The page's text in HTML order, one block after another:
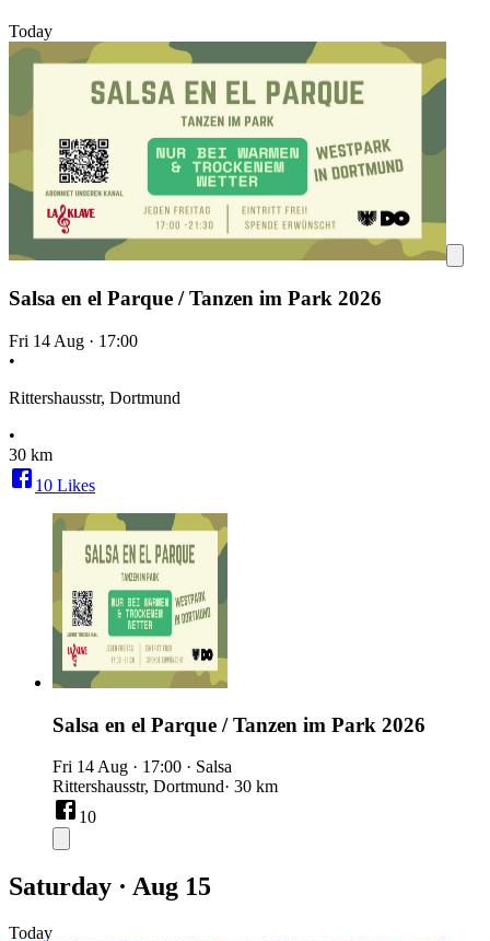
Today
Salsa en el Parque / Tanzen im Park 2026
Fri 14 Aug · 17:00
•
Rittershausstr, Dortmund
•
30 km
10 Likes
Salsa en el Parque / Tanzen im Park 2026
Fri 14 Aug · 17:00 · Salsa
Rittershausstr, Dortmund· 30 km
10
Saturday · Aug 15
Today